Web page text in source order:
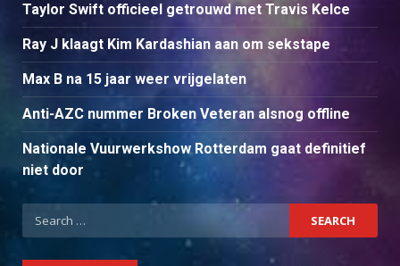
Taylor Swift officieel getrouwd met Travis Kelce
Ray J klaagt Kim Kardashian aan om sekstape
Max B na 15 jaar weer vrijgelaten
Anti-AZC nummer Broken Veteran alsnog offline
Nationale Vuurwerkshow Rotterdam gaat definitief
niet door
Search
for: